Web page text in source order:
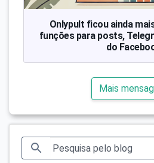
Onlypult ficou ainda
funções para posts,
do
Mais